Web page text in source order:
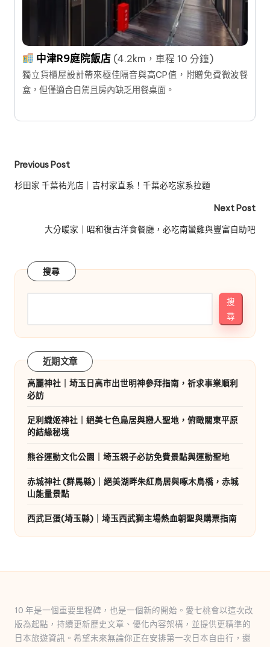
中津R9庭院飯店 (4.2km，車程 10 分鐘)
獨立貨櫃屋設計帶來極佳隔音與高CP值，附贈免費微波餐
盒，但僅適合自駕且房內缺乏用餐桌面。
Post
navigation
Previous Post
杉田家 千葉祐光店｜吉村家直系！千葉必吃家系拉麵
Next Post
大分暖家｜昭和復古洋食餐廳，必吃南蠻雞與豐富自助吧
搜尋
搜
尋
近期文章
高麗神社｜埼玉日高市出世明神參拜指南，祈求事業順利
必訪
足利織姬神社｜絕美七色鳥居與戀人聖地，俯瞰關東平原
的結緣秘境
熊谷運動文化公園｜埼玉親子必訪免費景點與運動聖地
赤城神社 (群馬縣)｜絕美湖畔朱紅鳥居與啄木鳥橋，赤城
山能量景點
西武巨蛋(埼玉縣)｜埼玉西武獅主場熱血朝聖與購票指南
10 年是一個重要里程碑，也是一個新的開始。愛七桃會以這次改
版為起點，持續更新歷史文章、優化內容架構，並提供更精準的
日本旅遊資訊。希望未來無論你正在安排第一次日本自由行，還